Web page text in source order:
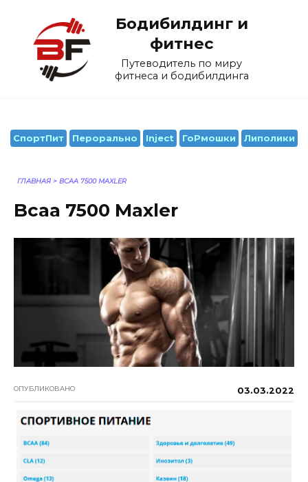
содержанию
Бодибилдинг и
фитнес
Путеводитель по миру
фитнеса и бодибилдинга
СпортПит Перорально Inject ГоРмошки Липолики
ГЛАВНАЯ > BCAA 7500 MAXLER
Bcaa 7500 Maxler
ОПУБЛИКОВАНО 03.03.2022